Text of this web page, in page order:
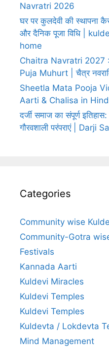
Navratri 2026
घर पर कुलदेवी की स्थापना
और दैनिक पूजा विधि |
home
Chaitra Navratri 2027
Puja Muhurt | चैत्र
Sheetla Mata Pooja
Aarti & Chalisa in Hindi
दर्जी समाज का संपूर्ण
गौरवशाली परंपराएं | Darji
Categories
Community wise
Community-Gotra
Festivals
Kannada Aarti
Kuldevi Miracles
Kuldevi Temples
Kuldevi Temples
Kuldevta / Lokdevta
Mind Management